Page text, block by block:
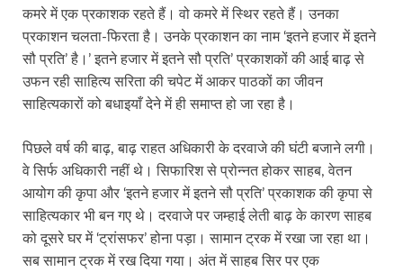
कमरे में एक प्रकाशक रहते हैं। वो कमरे में स्थिर रहते हैं। उनका
प्रकाशन चलता-फिरता है। उनके प्रकाशन का नाम ‘इतने हजार में इतने
सौ प्रति’ है।’ इतने हजार में इतने सौ प्रति’ प्रकाशकों की आई बाढ़ से
उफन रही साहित्य सरिता की चपेट में आकर पाठकों का जीवन
साहित्यकारों को बधाइयाँ देने में ही समाप्त हो जा रहा है।
पिछले वर्ष की बाढ़, बाढ़ राहत अधिकारी के दरवाजे की घंटी बजाने लगी।
वे सिर्फ अधिकारी नहीं थे। सिफारिश से प्रोन्नत होकर साहब, वेतन
आयोग की कृपा और ‘इतने हजार में इतने सौ प्रति’ प्रकाशक की कृपा से
साहित्यकार भी बन गए थे। दरवाजे पर जम्हाई लेती बाढ़ के कारण साहब
को दूसरे घर में ‘ट्रांसफर’ होना पड़ा। सामान ट्रक में रखा जा रहा था।
सब सामान ट्रक में रख दिया गया। अंत में साहब सिर पर एक